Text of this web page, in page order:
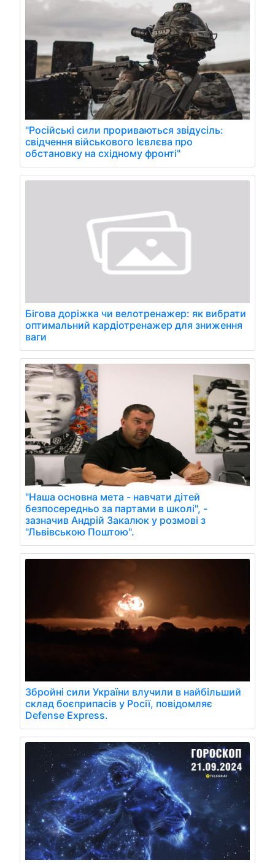
"Російські сили прориваються звідусіль:
свідчення військового Ієвлєва про
обстановку на східному фронті"
Бігова доріжка чи велотренажер: як вибрати
оптимальний кардіотренажер для зниження
ваги
"Наша основна мета - навчати дітей
безпосередньо за партами в школі", -
зазначив Андрій Закалюк у розмові з
"Львівською Поштою".
Збройні сили України влучили в найбільший
склад боєприпасів у Росії, повідомляє
Defense Express.